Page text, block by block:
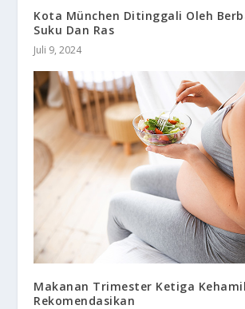
Kota München Ditinggali Oleh
Suku Dan Ras
Juli 9, 2024
Makanan Trimester Ketiga
Rekomendasikan